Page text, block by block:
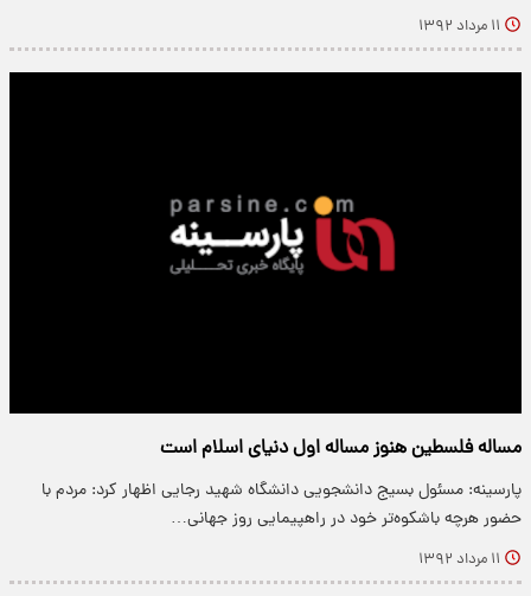
۱۱ مرداد ۱۳۹۲
مساله فلسطین هنوز مساله اول دنیای اسلام است
پارسینه: مسئول بسیج دانشجویی دانشگاه شهید رجایی اظهار کرد: مردم با
حضور هرچه باشکوه‌تر خود در راهپیمایی روز جهانی…
۱۱ مرداد ۱۳۹۲